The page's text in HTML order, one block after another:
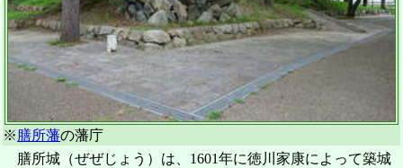
※膳所藩の藩庁
膳所城（ぜぜじょう）は、1601年に徳川家康によって築城